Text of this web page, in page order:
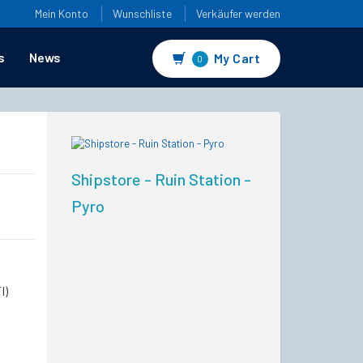
Mein Konto Wunschliste Verkäufer werden
News 0 My Cart
Shipstore - Ruin Station -
Pyro